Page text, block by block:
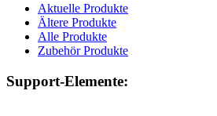
Aktuelle Produkte
Ältere Produkte
Alle Produkte
Zubehör Produkte
Support-Elemente: